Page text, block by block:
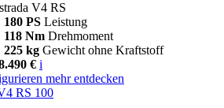
V4 RS
180 PS Leistung
118 Nm Drehmoment
225 kg Gewicht ohne Kraftstoff
€ i
mehr entdecken
RS 100